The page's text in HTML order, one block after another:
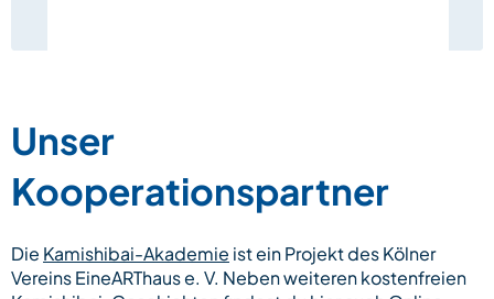
Unser
Kooperationspartner
Die Kamishibai-Akademie ist ein Projekt des Kölner
Vereins EineARThaus e. V. Neben weiteren kostenfreien